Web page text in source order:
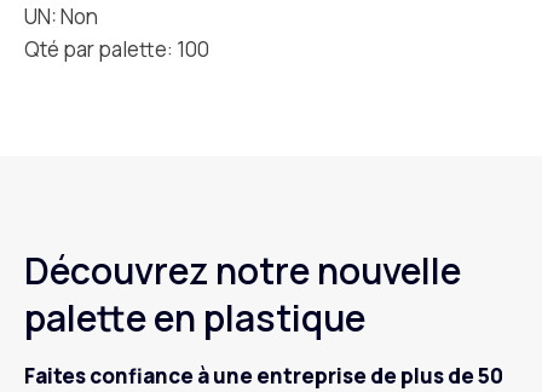
UN: Non
Qté par palette: 100
Découvrez notre nouvelle
palette en plastique
Faites confiance à une entreprise de plus de 50